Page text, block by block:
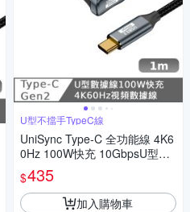
U型不擋手TypeC線
UniSync Type-C 全功能線 4K6
0Hz 100W快充 10GbpsU型充
電線 1米
$435
加入購物車